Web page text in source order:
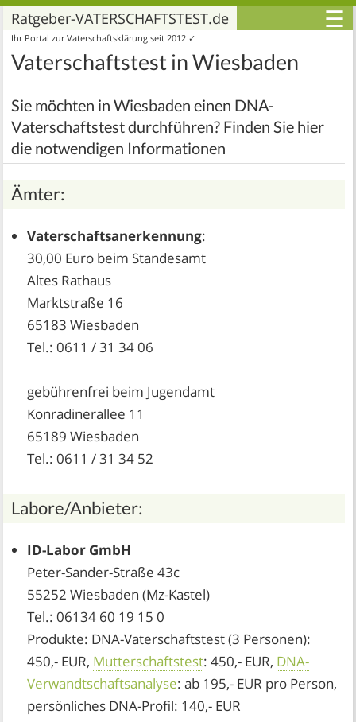
Ratgeber-VATERSCHAFTSTEST.de
Ihr Portal zur Vaterschaftsklärung seit 2012 ✓
☰
Vaterschaftstest in Wiesbaden
Sie möchten in Wiesbaden einen DNA-
Vaterschaftstest durchführen? Finden Sie hier
die notwendigen Informationen
Ämter:
Vaterschaftsanerkennung:
30,00 Euro beim Standesamt
Altes Rathaus
Marktstraße 16
65183 Wiesbaden
Tel.: 0611 / 31 34 06
gebührenfrei beim Jugendamt
Konradinerallee 11
65189 Wiesbaden
Tel.: 0611 / 31 34 52
Labore/Anbieter:
ID-Labor GmbH
Peter-Sander-Straße 43c
55252 Wiesbaden (Mz-Kastel)
Tel.: 06134 60 19 15 0
Produkte: DNA-Vaterschaftstest (3 Personen):
450,- EUR, Mutterschaftstest: 450,- EUR, DNA-
Verwandtschaftsanalyse: ab 195,- EUR pro Person,
persönliches DNA-Profil: 140,- EUR